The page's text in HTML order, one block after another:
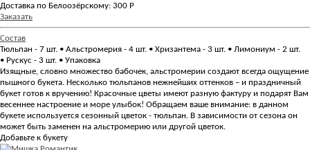
Доставка по Белоозёрскому: 300 Р
Заказать
Состав
Тюльпан - 7 шт. • Альстромерия - 4 шт. • Хризантема - 3 шт. • Лимониум - 2 шт.
• Рускус - 3 шт. • Упаковка
Изящные, словно множество бабочек, альстромерии создают всегда ощущение
пышного букета. Несколько тюльпанов нежнейших оттенков – и праздничный
букет готов к вручению! Красочные цветы имеют разную фактуру и подарят Вам
весеннее настроение и море улыбок! Обращаем ваше внимание: в данном
букете используется сезонный цветок - тюльпан. В зависимости от сезона он
может быть заменен на альстромерию или другой цветок.
Добавьте к букету